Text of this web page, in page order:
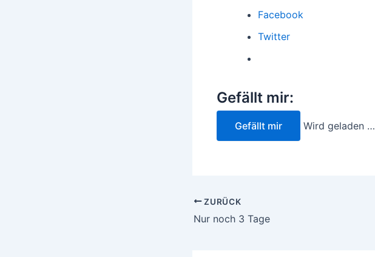
Facebook
Twitter
Gefällt mir:
Gefällt mir Wird geladen …
Beitragsnavigation
ZURÜCK
Nur noch 3 Tage